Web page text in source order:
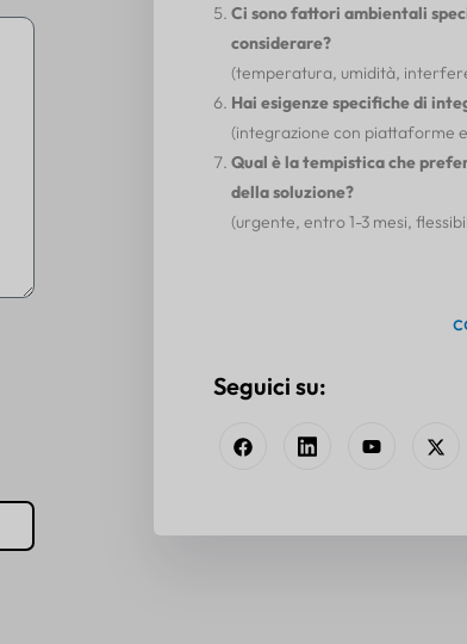
Ci sono fattori ambientali
considerare?
(temperatura, umidità,
Hai esigenze specifiche di
(integrazione con piattaforme
Qual è la tempistica che
della soluzione?
(urgente, entro 1-3 mesi,
Seguici su: